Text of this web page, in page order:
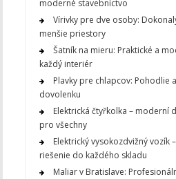
moderné stavebníctvo
Vírivky pre dve osoby:
menšie priestory
Šatník na mieru: Praktické a
každý interiér
Plavky pre chlapcov: Pohodlie
dovolenku
Elektrická čtyřkolka – moderní
pro všechny
Elektrický vysokozdvižný vozík
riešenie do každého skladu
Maliar v Bratislave: